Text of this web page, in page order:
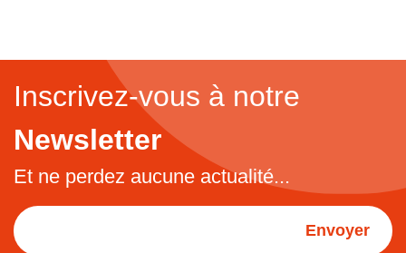
Inscrivez-vous à notre
Newsletter
Et ne perdez aucune actualité...
Envoyer